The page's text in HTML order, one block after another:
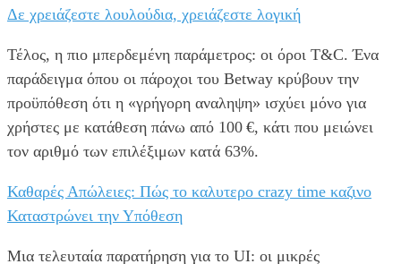
Δε χρειάζεστε λουλούδια, χρειάζεστε λογική
Τέλος, η πιο μπερδεμένη παράμετρος: οι όροι T&C. Ένα
παράδειγμα όπου οι πάροχοι του Betway κρύβουν την
προϋπόθεση ότι η «γρήγορη αναληψη» ισχύει μόνο για
χρήστες με κατάθεση πάνω από 100 €, κάτι που μειώνει
τον αριθμό των επιλέξιμων κατά 63%.
Καθαρές Απώλειες: Πώς το καλυτερο crazy time καζινο
Καταστρώνει την Υπόθεση
Μια τελευταία παρατήρηση για το UI: οι μικρές